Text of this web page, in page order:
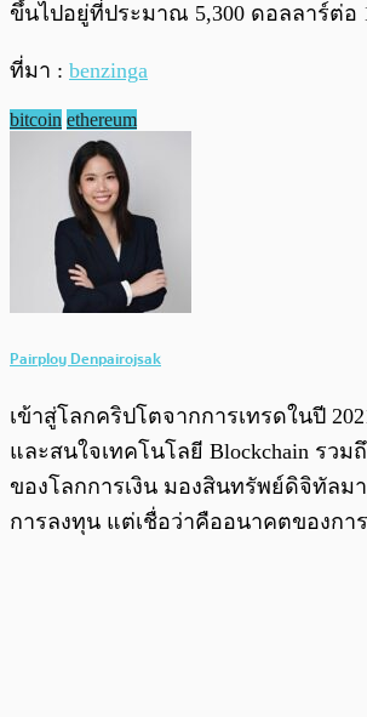
ขึ้นไปอยู่ที่ประมาณ 5,300 ดอลลาร์ต่อ
ที่มา : benzinga
bitcoin ethereum
Pairploy Denpairojsak
เข้าสู่โลกคริปโตจากการเทรดในปี
และสนใจเทคโนโลยี Blockchain รวม
ของโลกการเงิน มองสินทรัพย์ดิจิทัลม
การลงทุน แต่เชื่อว่าคืออนาคตของกา